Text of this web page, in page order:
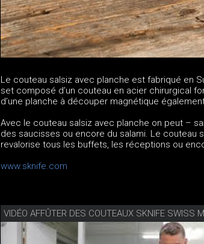
Le couteau salsiz avec planche est fabriqué en
set composé d’un couteau en acier chirurgical
d’une planche à découper magnétique
Avec le couteau salsiz avec planche on peut –
des saucisses ou encore du salami. Le couteau
revalorise tous les buffets, les réceptions ou
www.sknife.com
VIDÉO AFFÛTER DES COUTEAUX SKNIFE SWISS